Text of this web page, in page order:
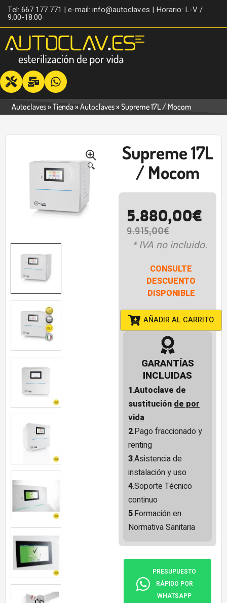
Tel: 667 177 771 | e-mail: info@autoclav.es | Horario: L-V /
9:00-18:00
Autoclaves»Tienda»Autoclaves»Supreme 17L / Mocom
🔍
Supreme 17L
/ Mocom
9.915,00€
5.880,00€
* IVA no incluido.
CONSULTE
DESCUENTO
DISPONIBLE
AÑADIR AL CARRITO
GARANTÍAS
INCLUIDAS
1.Autoclave de
sustituciónde por
vida
2.Pago fraccionado y
renting
3.Asistencia de
instalación y uso
4.Soporte Técnico
continuo
5.Formación en
Normativa Sanitaria
PRESUPUESTO
RÁPIDO POR
WHATSAPP